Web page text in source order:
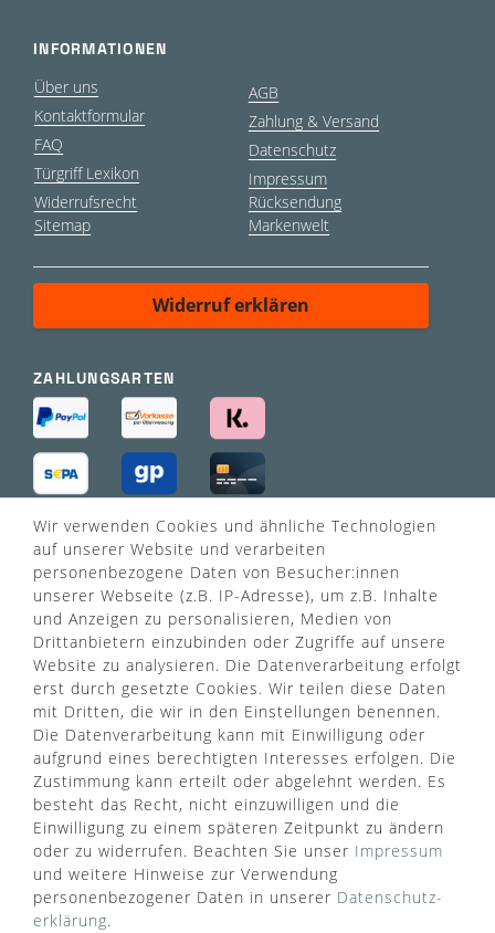
INFORMATIONEN
Über uns
Kontaktformular
FAQ
Türgriff Lexikon
Widerrufsrecht
Sitemap
AGB
Zahlung & Versand
Datenschutz
Impressum
Rücksendung
Markenwelt
Widerruf erklären
ZAHLUNGSARTEN
VERSANDART
WUSSTEN SIE SCHON?
Das Käufersiegel des Händlerbunds garantiert Ihnen
100%.-ige Zahlungssicherheit, größtmöglichen
Wir verwenden Cookies und ähnliche Technologien
auf unserer Website und verarbeiten
personenbezogene Daten von Besucher:innen
unserer Webseite (z.B. IP-Adresse), um z.B. Inhalte
und Anzeigen zu personalisieren, Medien von
Drittanbietern einzubinden oder Zugriffe auf unsere
Website zu analysieren. Die Datenverarbeitung erfolgt
erst durch gesetzte Cookies. Wir teilen diese Daten
mit Dritten, die wir in den Einstellungen benennen.
Die Datenverarbeitung kann mit Einwilligung oder
aufgrund eines berechtigten Interesses erfolgen. Die
Zustimmung kann erteilt oder abgelehnt werden. Es
besteht das Recht, nicht einzuwilligen und die
Einwilligung zu einem späteren Zeitpunkt zu ändern
oder zu widerrufen. Beachten Sie unser Impressum
und weitere Hinweise zur Verwendung
personenbezogener Daten in unserer Daten­schutz­
erklärung.